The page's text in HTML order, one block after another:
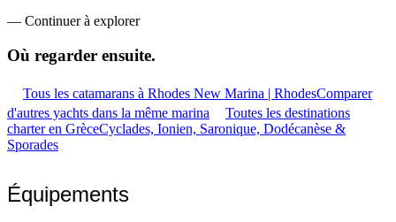
— Continuer à explorer
Où regarder ensuite.
Tous les catamarans à Rhodes New Marina | RhodesComparer
d'autres yachts dans la même marina
Toutes les destinations
charter en GrèceCyclades, Ionien, Saronique, Dodécanèse &
Sporades
Équipements